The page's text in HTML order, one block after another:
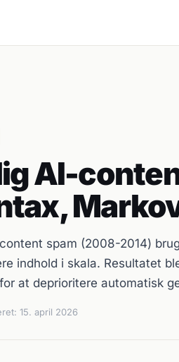
AI-
spam (2008-2014)
indhold i skala. Resultatet
at deprioritere automatisk
15. april 2026